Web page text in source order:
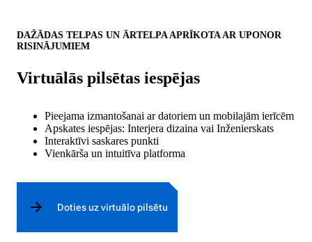
DAŽĀDAS TELPAS UN ĀRTELPA APRĪKOTA AR UPONOR
RISINĀJUMIEM
Virtuālās pilsētas iespējas
Pieejama izmantošanai ar datoriem un mobilajām ierīcēm
Apskates iespējas: Interjera dizaina vai Inženierskats
Interaktīvi saskares punkti
Vienkārša un intuitīva platforma
Doties uz virtuālo pilsētu